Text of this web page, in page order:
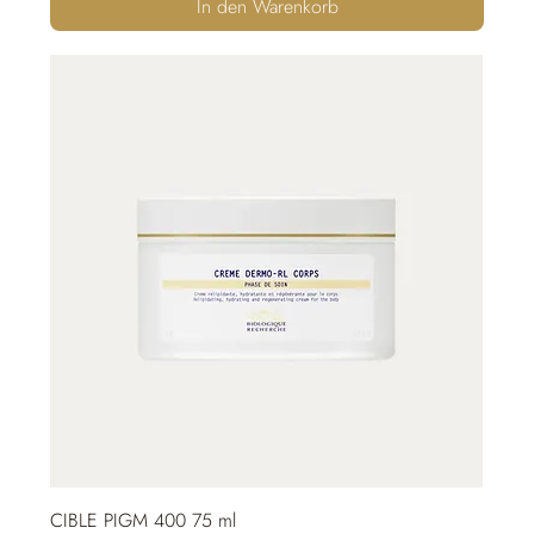
In den Warenkorb
CIBLE PIGM 400 75 ml